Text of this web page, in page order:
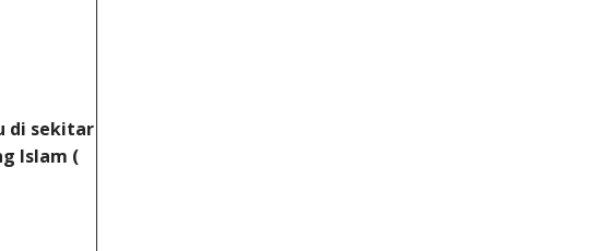
di sekitar
Islam (